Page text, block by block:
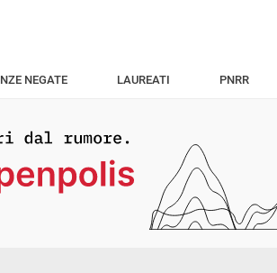
NEGATE LAUREATI PNRR